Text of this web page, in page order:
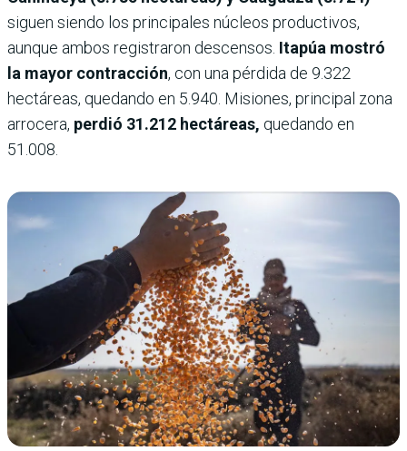
siguen siendo los principales núcleos productivos,
aunque ambos registraron descensos. Itapúa mostró
la mayor contracción, con una pérdida de 9.322
hectáreas, quedando en 5.940. Misiones, principal zona
arrocera, perdió 31.212 hectáreas, quedando en
51.008.